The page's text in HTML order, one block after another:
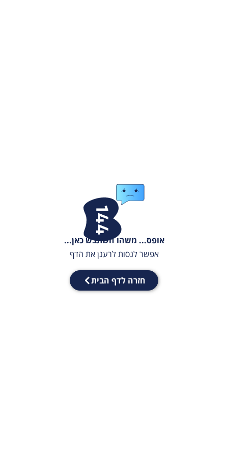
אופס... משהו השתבש כאן...
אפשר לנסות לרענן את הדף
חזרה לדף הבית